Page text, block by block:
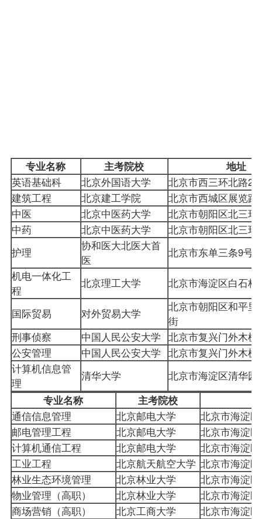
专业名称 主考院校
地址
英语基础科
北京外国语大学
北京市西三环北路2
建筑工程
北京建工学院
北京市西城区展览路
中医
北京中医药大学
北京市朝阳区北三环
中药
北京中医药大学
北京市朝阳区北三环
护理
协和医大北医大首
医
北京市东单三条9号
机电一体化工
程
北京理工大学 北京市海淀区白石桥
国际贸易 对外贸易大学
北京市朝阳区和平里
街
刑事侦察
中国人民公安大学 北京市复兴门外木樨
公安管理
中国人民公安大学 北京市复兴门外木樨
计算机信息管
理
清华大学
北京市海淀区清华园
专业名称
主考院校
通信信息管理
北京邮电大学
北京市海淀
邮电管理工程
北京邮电大学
北京市海淀
计算机通信工程
北京邮电大学
北京市海淀
工业工程
北京航天航空大学 北京市海淀
林业生态环境管理
北京林业大学
北京市海淀
物业管理（高职）
北京林业大学
北京市海淀
商场营销（高职）
北京工商大学
北京市海淀